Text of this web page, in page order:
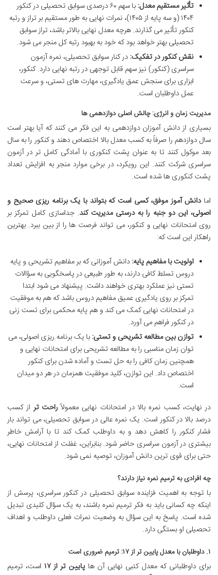
تأثیر مستقیم معدل:
با سهم ۶۰ درصدی سوابق تحصیلی در کنکور
۱۴۰۴ (و سه پایه از ۱۴۰۵)، نمرات نهایی به طور مستقیم بر تراز و رتبه
کنکور تأثیر می گذارند. هرچه معدل نهایی بالاتر باشد، تراز سوابق
تحصیلی بهتر خواهد بود که خود به بهبود رتبه کل منجر می شود.
نقش کنکور در تفکیک: در کنار سوابق تحصیلی، نمره آزمون
سراسری (کنکور) نیز سهم قابل توجهی در رتبه نهایی دارد. کنکور،
ابزاری برای سنجش عمق یادگیری، مهارت های تستی، و سرعت
عمل داوطلبان است.
مدیریت زمان و انرژی: چالش اصلی دوازدهمی ها
بسیاری از دانش آموزان دوازدهمی به این فکر می کنند که آیا بهتر است
سال دوازدهم را صرفاً به کسب معدل بالا اختصاص دهند و کنکور را به سال
بعد موکول کنند تا به عنوان پشت کنکوری با آمادگی کامل تر در آزمون
سراسری شرکت کنند. این رویکرد، در برخی موارد منجر به افزایش تعداد
پشت کنکوری ها شده است.
امادانش آموز موفق، کسی است که بتواند با یک برنامه ریزی صحیح و
اصولی، این دو جنبه را به درستی مدیریت کند. جداسازی کامل تمرکز بر
روی امتحانات نهایی و کنکور، می تواند فرصت ها را از بین ببرد. بهترین
راهکار این است که:
اولویت با مفاهیم پایه: دانش آموزانی که بر مفاهیم تشریحی و پایه
دروس تسلط کافی دارند، به طور طبیعی در پاسخگویی به سؤالات
تستی نیز عملکرد بهتری خواهند داشت. پیشنهاد می شود ابتدا
تمرکز بر روی یادگیری عمیق مفاهیم دروس باشد که هم به موفقیت
در امتحانات نهایی کمک می کند و هم پایه محکمی برای تست زنی
در کنکور فراهم می آورد.
توازن بین مطالعه تشریحی و تستی: با یک برنامه ریزی اصولی، می
توان زمان مناسبی را به مطالعه تشریحی برای امتحانات نهایی و
همچنین زمان کافی را به حل تست و آماده شدن برای کنکور
اختصاص داد. این توازن، کلید موفقیت همزمان در هر دو میدان
است.
در نهایت، کسب نمره بالا در امتحانات نهایی معمولاًراحت تراز کسب
درصد بالا در کنکور است. یک نمره عالی در سوابق تحصیلی، می تواند بار
فشار کنکور را کاهش دهد و به داوطلب کمک کند تا با آرامش خاطر
بیشتری در آزمون سراسری حاضر شود. بنابراین، غفلت از امتحانات نهایی،
حتی برای قوی ترین دانش آموزان، توصیه نمی شود.
چه افرادی به ترمیم نمره نیاز دارند؟
با توجه به اهمیت فزاینده سوابق تحصیلی در کنکور سراسری، پرسش از
اینکه چه کسانی باید به فکر ترمیم نمره باشند، به یک سؤال کلیدی تبدیل
شده است. پاسخ به این سؤال به وضعیت نمرات فعلی داوطلب و اهداف
تحصیلی او بستگی دارد.
۱. داوطلبان با معدل پایین تر از ۱۷: ترمیم ضروری است
برای داوطلبانی که معدل کتبی نهایی آن ها پایین تر از ۱۷
است، ترمیم